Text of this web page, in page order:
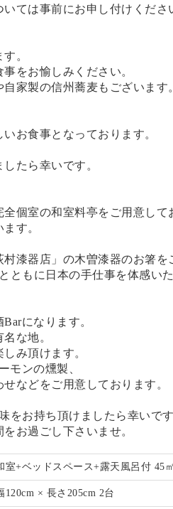
ては事前にお申し付けくださ
。
をお愉しみください。
家製の信州蕎麦もございます
お食事となっております。
たら幸いです。
個室の和室料亭をご用意して
す。
漆器店」の木曽漆器のお箸を
ともに日本の手仕事を体感いた
になります。
な地。
み頂けます。
モンの燻製、
などをご用意しております。
をお持ち頂けましたら幸いです
お過ごし下さいませ。
室+ベッドスペース+露天風呂付 45㎡
120cm × 長さ205cm 2台